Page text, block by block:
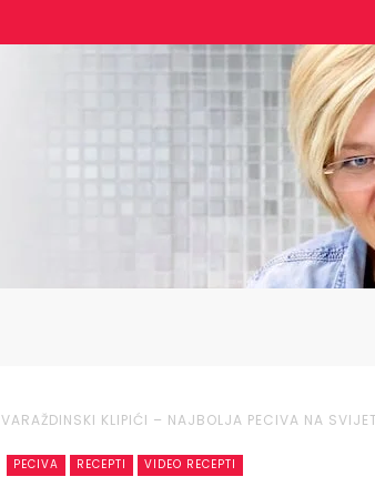
VARAŽDINSKI KLIPIĆI – NAJBOLJA PECIVA NA
PECIVA RECEPTI VIDEO RECEPTI